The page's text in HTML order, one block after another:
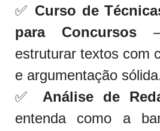
✅ Curso de
para Concursos–
estruturar textos com
e argumentação
✅ Análise de
entenda como a